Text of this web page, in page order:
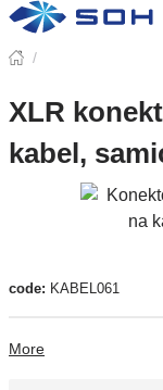
/
XLR
kabel,
code: KABEL061
More